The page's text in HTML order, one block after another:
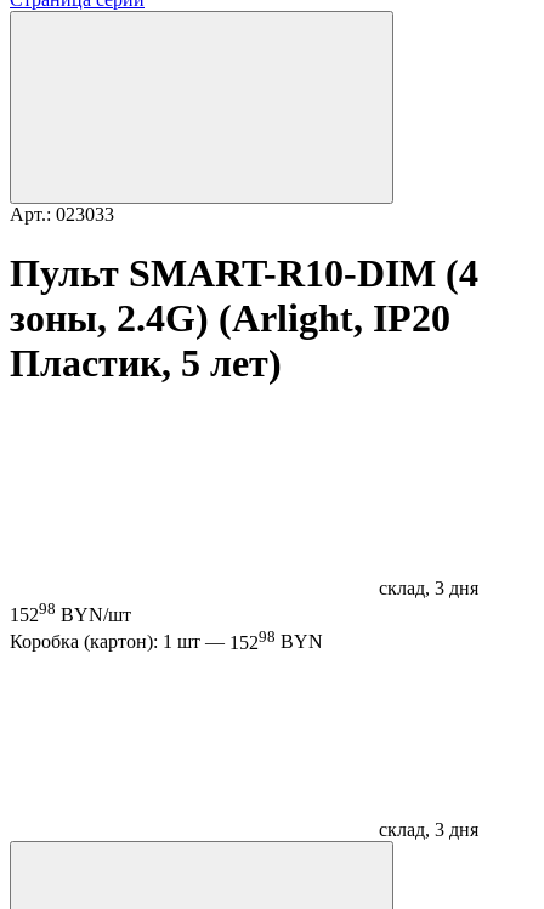
Арт.: 023033
Пульт SMART-R10-DIM (4
зоны, 2.4G) (Arlight, IP20
Пластик, 5 лет)
склад, 3 дня
15298 BYN/шт
Коробка (картон): 1 шт — 15298 BYN
склад, 3 дня